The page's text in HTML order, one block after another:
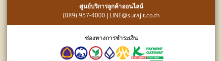
ศูนย์บริการลูกค้าออนไลน์
(089) 957-4000| LINE@surajit.co.th
ช่องทางการชำระเงิน